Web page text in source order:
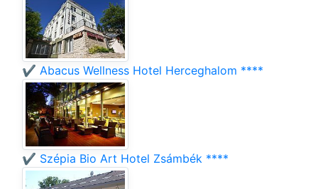
✔️ Abacus Wellness Hotel Herceghalom ****
✔️ Szépia Bio Art Hotel Zsámbék ****